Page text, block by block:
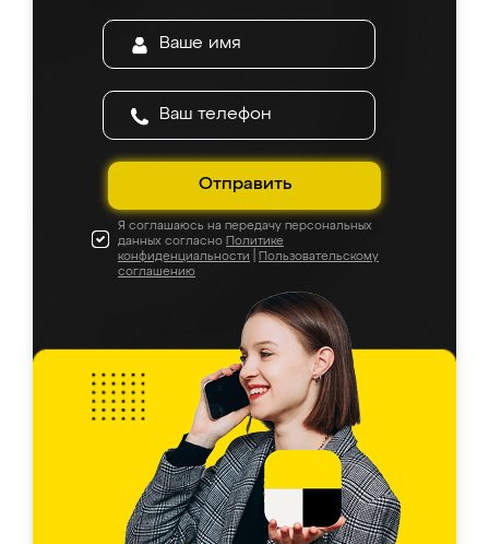
Отправить
Я соглашаюсь на передачу персональных
данных согласно Политике
конфиденциальности
Пользовательскому
соглашению